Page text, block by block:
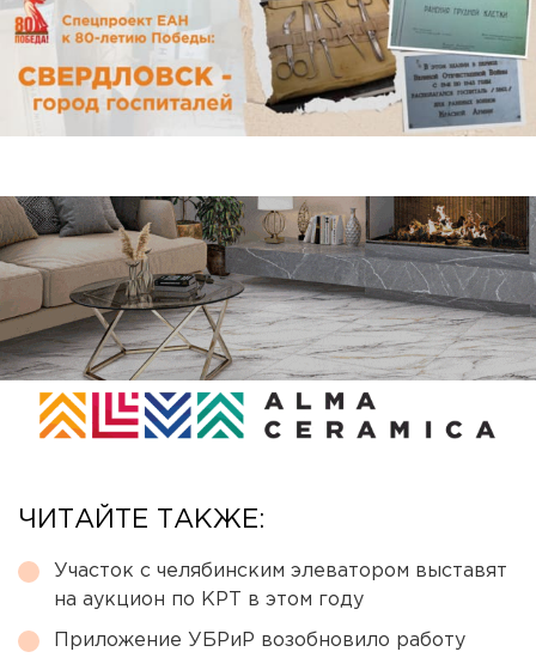
ЧИТАЙТЕ ТАКЖЕ:
Участок с челябинским элеватором выставят
на аукцион по КРТ в этом году
Приложение УБРиР возобновило работу